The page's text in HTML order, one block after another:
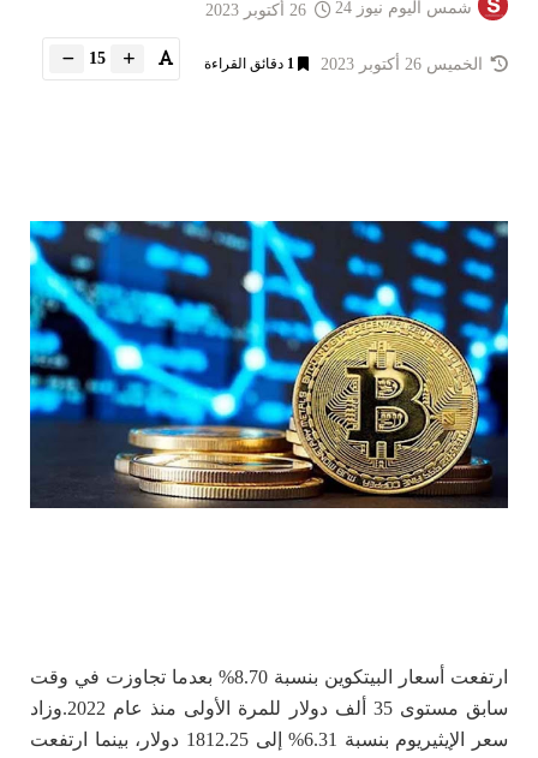
شمس اليوم نيوز 24
الخميس 26 أكتوبر 2023 1 دقائق القراءة 15
ارتفعت أسعار البيتكوين بنسبة 8.70%
بعدما تجاوزت في وقت
سابق مستوى 35 ألف دولار للمرة الأولى منذ عام 2022.
وزاد
سعر الإيثيريوم بنسبة 6.31% إلى 1812.25 دولار، بينما ارتفعت